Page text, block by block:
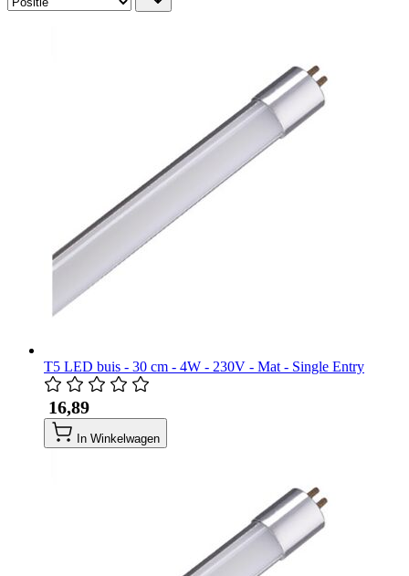
T5 LED buis - 30 cm - 4W - 230V - Mat - Single Entry
​ 16,89
In Winkelwagen